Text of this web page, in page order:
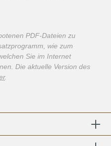
PDF-Dateien zu
wie zum
Sie im Internet
Die aktuelle Version des
.